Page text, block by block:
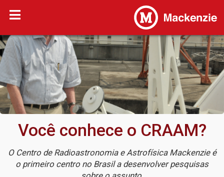
Você conhece o CRAAM?
O Centro de Radioastronomia e Astrofísica Mackenzie é
o primeiro centro no Brasil a desenvolver pesquisas